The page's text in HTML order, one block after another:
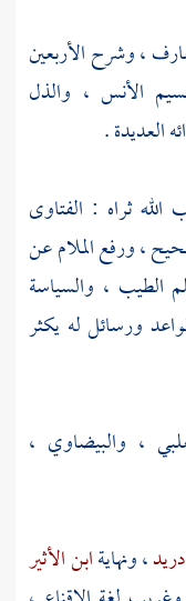
، وشرح الأربعين
الأنس ، والذل
العديدة .
الله ثراه : الفتاوى
، ورفع الملام عن
الطيب ، والسياسة
ورسائل له يكثر
، والبيضاوي ،
، ونهايةابن الأثير